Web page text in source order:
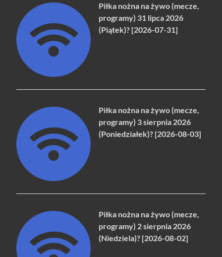
Piłka nożna na żywo (mecze,
programy) 31 lipca 2026
(Piątek)? [2026-07-31]
Piłka nożna na żywo (mecze,
programy) 3 sierpnia 2026
(Poniedziałek)? [2026-08-03]
Piłka nożna na żywo (mecze,
programy) 2 sierpnia 2026
(Niedziela)? [2026-08-02]